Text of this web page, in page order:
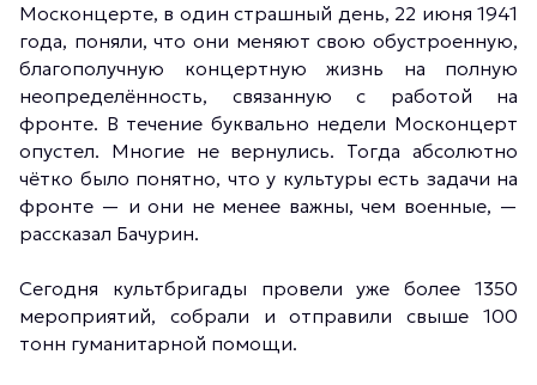
Москонцерте, в один страшный день, 22 июня 1941
года, поняли, что они меняют свою обустроенную,
благополучную концертную жизнь на полную
неопределённость, связанную с работой на
фронте. В течение буквально недели Москонцерт
опустел. Многие не вернулись. Тогда абсолютно
чётко было понятно, что у культуры есть задачи на
фронте — и они не менее важны, чем военные, —
рассказал Бачурин.
Сегодня культбригады провели уже более 1350
мероприятий, собрали и отправили свыше 100
тонн гуманитарной помощи.